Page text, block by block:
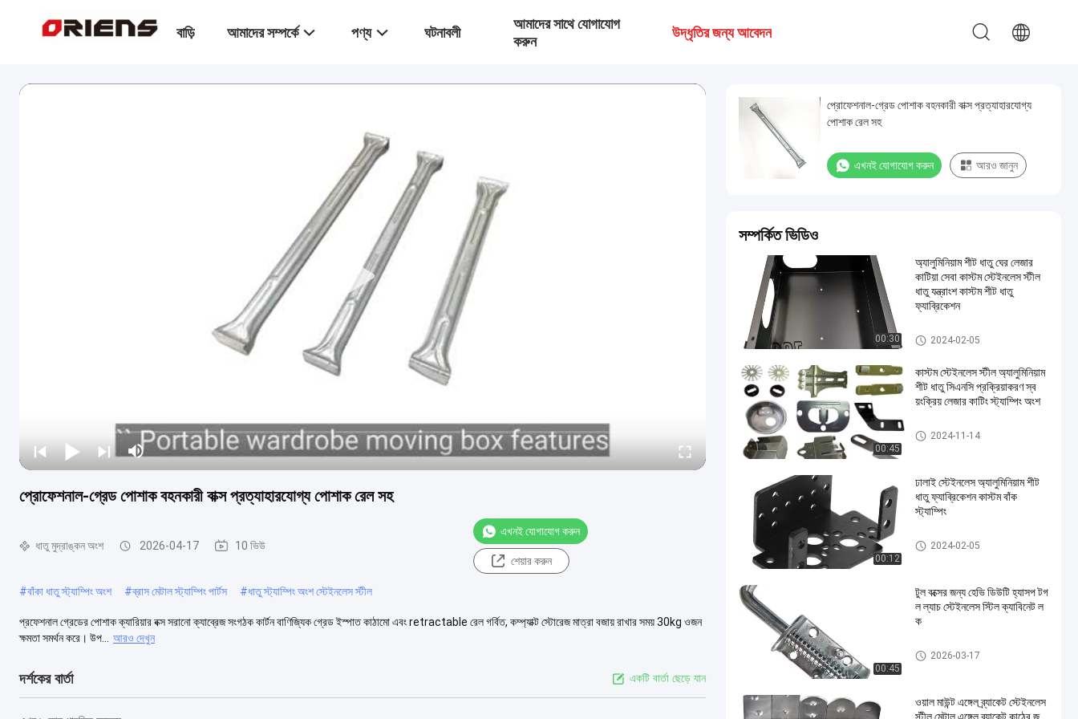
বাড়ি আমাদের সম্পর্কে পণ্য ঘটনাবলী
আমাদের সাথে যোগাযোগ
করুন
উদ্ধৃতির জন্য আবেদন
প্রোফেশনাল-গ্রেড পোশাক বহনকারী বাক্স প্রত্যাহারযোগ্য পোশাক রেল সহ
ধাতু মুদ্রাঙ্কন অংশ 2026-04-17 10 ভিউ
এখনই যোগাযোগ করুন
শেয়ার করুন
#বাঁকা ধাতু স্ট্যাম্পিং অংশ #ব্রাস মেটাল স্ট্যাম্পিং পার্টস #ধাতু স্ট্যাম্পিং অংশ স্টেইনলেস স্টীল
প্রফেশনাল গ্রেডের পোশাক ক্যারিয়ার বক্স সরানো ক্যাব্রেজ সংগঠক কার্টন বাণিজ্যিক গ্রেড ইস্পাত কাঠামো এবং retractable রেল গর্বিত, কম্প্যাক্ট স্টোরেজ মাত্রা বজায় রাখার সময় 30kg ওজন
ক্ষমতা সমর্থন করে। উপ...
আরও দেখুন
দর্শকের বার্তা একটি বার্তা ছেড়ে যান
প্রোফেশনাল-গ্রেড পোশাক বহনকারী বাক্স প্রত্যাহারযোগ্য
পোশাক রেল সহ
এখনই যোগাযোগ করুন আরও জানুন
সম্পর্কিত ভিডিও
00:30
অ্যালুমিনিয়াম শীট ধাতু ঘের লেজার
কাটিয়া সেবা কাস্টম স্টেইনলেস স্টীল
ধাতু যন্ত্রাংশ কাস্টম শীট ধাতু
ফ্যাব্রিকেশন
ধাতু মুদ্রাঙ্কন অংশ
2024-02-05
00:45
কাস্টম স্টেইনলেস স্টীল অ্যালুমিনিয়াম
শীট ধাতু সিএনসি প্রক্রিয়াকরণ স্ব
য়ংক্রিয় লেজার কাটিং স্ট্যাম্পিং অংশ
ধাতু মুদ্রাঙ্কন অংশ
2024-11-14
00:12
ঢালাই স্টেইনলেস অ্যালুমিনিয়াম শীট
ধাতু ফ্যাব্রিকেশন কাস্টম বাঁক
স্ট্যাম্পিং
ধাতু মুদ্রাঙ্কন অংশ
2024-02-05
00:45
টুল বক্সের জন্য হেভি ডিউটি হ্যাসপ টগ
ল ল্যাচ স্টেইনলেস স্টিল ক্যাবিনেট ল
ক
ধাতু মুদ্রাঙ্কন অংশ
2026-03-17
ওয়াল মাউন্ট এঙ্গেল ব্র্যাকেট স্টেইনলেস